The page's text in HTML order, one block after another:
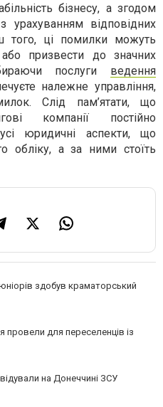
бізнесу, а згодом
урахуванням відповідних
того, ці помилки можуть
призвести до значних
послуги ведення
належне управління,
Слід пам’ятати, що
компанії постійно
юридичні аспекти, що
обліку, а за ними стоїть
здобув краматорський
для переселенців із
на Донеччині ЗСУ